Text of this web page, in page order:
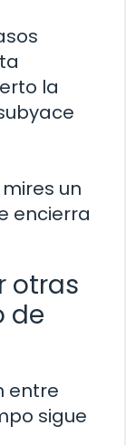
la
un
encierra
otras
de
entre
sigue